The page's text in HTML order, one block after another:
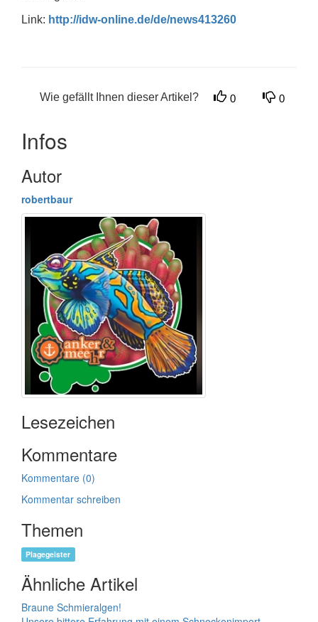
Link: http://idw-online.de/de/news413260
Wie gefällt Ihnen dieser Artikel? 0 0
Infos
Autor
robertbaur
Lesezeichen
Kommentare
Kommentare (0)
Kommentar schreiben
Themen
Plagegeister
Ähnliche Artikel
Braune Schmieralgen!